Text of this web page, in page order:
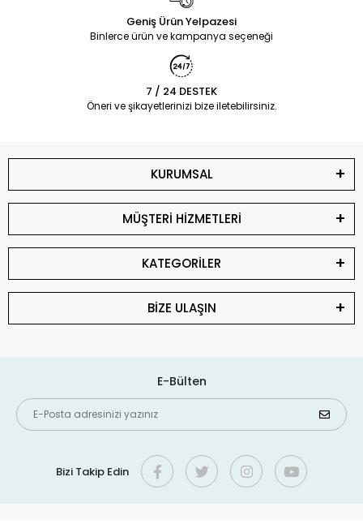
Geniş Ürün Yelpazesi
Binlerce ürün ve kampanya seçeneği
7 / 24 DESTEK
Öneri ve şikayetlerinizi bize iletebilirsiniz.
KURUMSAL
MÜŞTERİ HİZMETLERİ
KATEGORİLER
BİZE ULAŞIN
E-Bülten
Bizi Takip Edin